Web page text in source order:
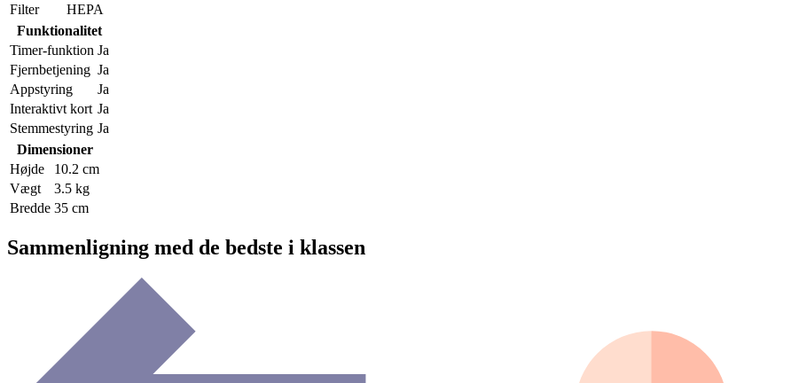
Filter
HEPA
Funktionalitet
Timer-funktion Ja
Fjernbetjening Ja
Appstyring
Ja
Interaktivt kort Ja
Stemmestyring Ja
Dimensioner
Højde
10.2 cm
Vægt
3.5 kg
Bredde 35 cm
Sammenligning med de bedste i klassen